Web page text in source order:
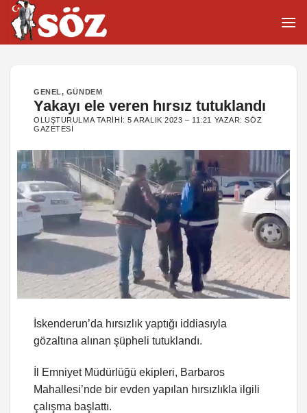
İçeriğe
atla
GENEL, GÜNDEM
Yakayı ele veren hırsız tutuklandı
OLUŞTURULMA TARIHI:5 ARALIK 2023 – 11:21 YAZAR:SÖZ
GAZETESI
İskenderun’da hırsızlık yaptığı iddiasıyla
gözaltına alınan şüpheli tutuklandı.
İl Emniyet Müdürlüğü ekipleri, Barbaros
Mahallesi’nde bir evden yapılan hırsızlıkla ilgili
çalışma başlattı.